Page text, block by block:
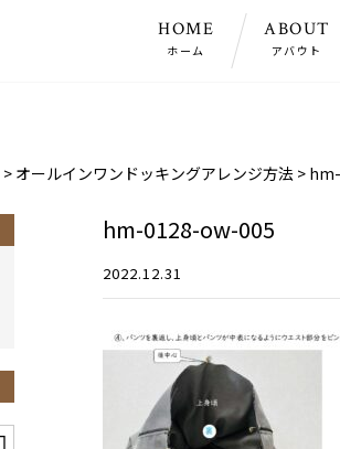
HOME
ホーム
ABOUT
アバウト
> オールインワンドッキングアレンジ方法 >
hm-0128-ow-005
2022.12.31